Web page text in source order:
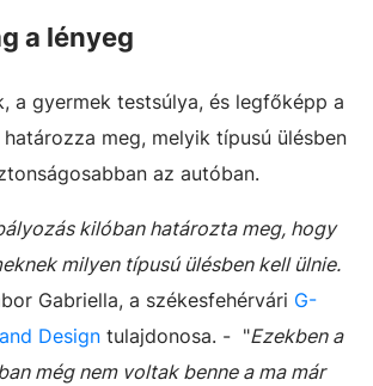
a lényeg
a gyermek testsúlya, és legfőképp a
meg, melyik típusú ülésben
az autóban.
kilóban határozta meg, hogy
milyen típusú ülésben kell ülnie.
Gabriella, a székesfehérvári G-
Design tulajdonosa. - "Ezekben a
még nem voltak benne a ma már